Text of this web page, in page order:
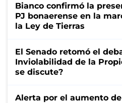
Bianco confirmó la
PJ bonaerense en la
la Ley de Tierras
El Senado retomó el
Inviolabilidad de la
se discute?
Alerta por el aumento